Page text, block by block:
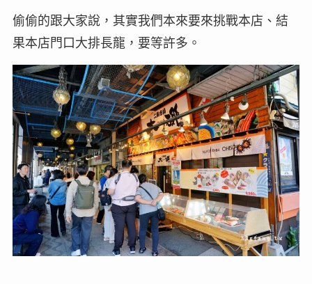
偷偷的跟大家說，其實我們本來要來挑戰本店、結
果本店門口大排長龍，要等許多。